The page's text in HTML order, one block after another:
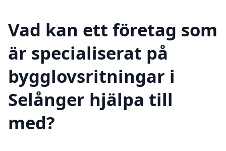
Vad kan ett företag som
är specialiserat på
bygglovsritningar i
Selånger hjälpa till
med?